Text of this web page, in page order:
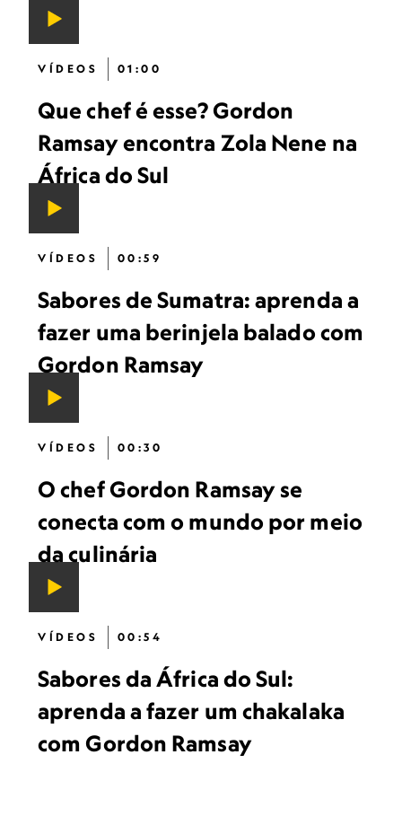
VÍDEOS 01:00
Que chef é esse? Gordon
Ramsay encontra Zola Nene na
África do Sul
VÍDEOS 00:59
Sabores de Sumatra: aprenda a
fazer uma berinjela balado com
Gordon Ramsay
VÍDEOS 00:30
O chef Gordon Ramsay se
conecta com o mundo por meio
da culinária
VÍDEOS 00:54
Sabores da África do Sul:
aprenda a fazer um chakalaka
com Gordon Ramsay